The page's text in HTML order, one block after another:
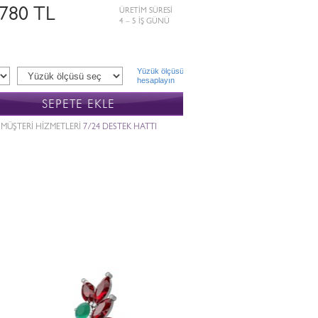
TL
ÜRETİM SÜRESİ
4 – 5 İŞ GÜNÜ
Yüzük ölçüsü
hesaplayın
SEPETE EKLE
MÜŞTERİ HİZMETLERİ 7/24 DESTEK HATTI